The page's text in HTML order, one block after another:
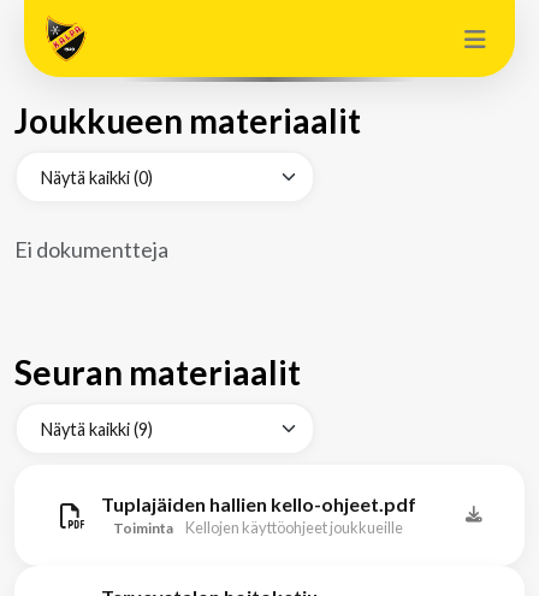
Joukkueen materiaalit
Ei dokumentteja
Seuran materiaalit
Tuplajäiden hallien kello-ohjeet.pdf
Toiminta Kellojen käyttöohjeet joukkueille